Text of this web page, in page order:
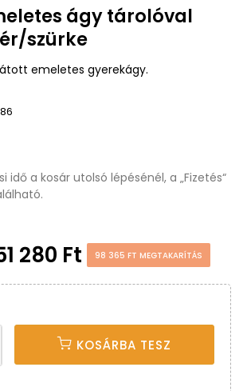
ágy tárolóval
szürke
emeletes gyerekágy.
idő a kosár utolsó lépésénél, a „Fizetés“
280 Ft 98 365 FT MEGTAKARÍTÁS
KOSÁRBA TESZ